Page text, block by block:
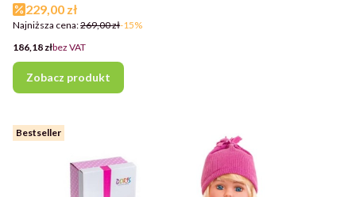
Cena promocyjna
229,00 zł
Najniższa cena:269,00 zł-15%
Cena
186,18 złbez VAT
Zobacz produkt
Bestseller